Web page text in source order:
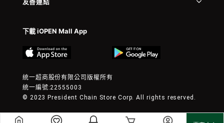
下載 iOPEN Mall App
統一超商股份有限公司版權所有
統一編號:22555003
© 2023 President Chain Store Corp. All rights reserved.